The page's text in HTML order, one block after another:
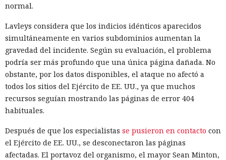
normal.
Lavleys considera que los indicios idénticos aparecidos
simultáneamente en varios subdominios aumentan la
gravedad del incidente. Según su evaluación, el problema
podría ser más profundo que una única página dañada. No
obstante, por los datos disponibles, el ataque no afectó a
todos los sitios del Ejército de EE. UU., ya que muchos
recursos seguían mostrando las páginas de error 404
habituales.
Después de que los especialistas se pusieron en contacto con
el Ejército de EE. UU., se desconectaron las páginas
afectadas. El portavoz del organismo, el mayor Sean Minton,